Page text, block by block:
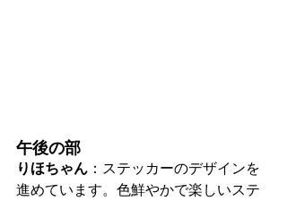
午後の部
りほちゃん ：ステッカーのデザインを
進めています。色鮮やかで楽しいステ